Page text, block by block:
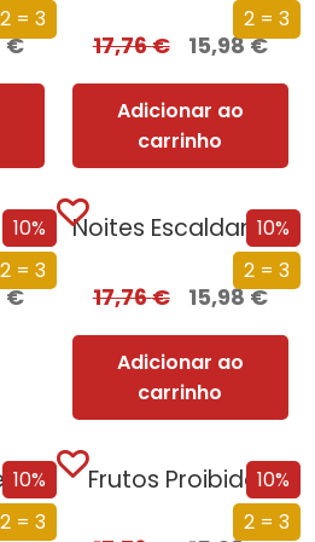
2 = 3
€
2 = 3
17,76€ 15,98€
Adicionar ao
carrinho
10%
2 = 3
€
10%
2 = 3
Noites Escaldantes
17,76€ 15,98€
Adicionar ao
carrinho
10%
2 = 3
A Redenção de Gabriel
10%
2 = 3
Frutos Proibidos